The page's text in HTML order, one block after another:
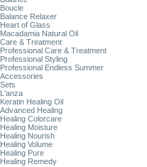
Boucle
Balance Relaxer
Heart of Glass
Macadamia Natural Oil
Care & Treatment
Professional Care & Treatment
Professional Styling
Professional Endless Summer
Accessories
Sets
L'anza
Keratin Healing Oil
Advanced Healing
Healing Colorcare
Healing Moisture
Healing Nourish
Healing Volume
Healing Pure
Healing Remedy